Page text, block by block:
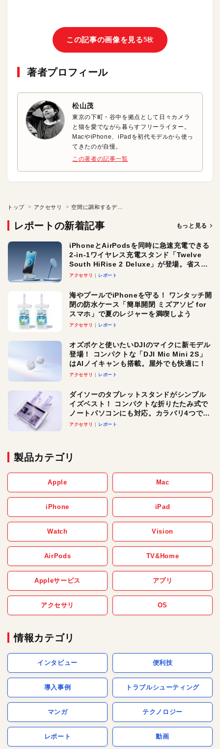
この記事の画像を見る5枚
著者プロフィール
松山茂
東京の下町・谷中を拠点として日々カメラ
と猫を愛でながら暮らすフリーライター。
MacやiPhone、iPadを初代モデルから使っ
てきたのが自慢。
この著者の記事一覧
トップ アクセサリ
レポートの新着記事 もっと見る
iPhoneとAirPodsを同時に急速充電できる
2-in-1ワイヤレス充電スタンド「Twelve
South HiRise 2 Deluxe」が登場。省スペ
ースでおしゃれに充電したい人にオスス
アクセサリ レポート
海やプールでiPhoneを守る！ ワンタッチ開
閉の防水ケース「簡単開閉 ミズアソビ for
スマホ」で夏のレジャーを満喫しよう
アクセサリ レポート
オズポケと使いたいDJIのマイクに新モデル
登場！ コンパクトな「DJI Mic Mini 2S」
はAIノイキャンも搭載。屋外でも快適に！
アクセサリ レポート
ダイソーのタブレットスタンドがシンプル
イズベスト！ コンパクトな折りたたみ式で
ノートパソコンにも対応。カラバリ4つで選
べる楽しさも
アクセサリ レポート
製品カテゴリ
Apple Mac
iPhone iPad
Watch Vision
AirPods TV&Home
Appleサービス アプリ
アクセサリ OS
情報カテゴリ
インタビュー 便利技
導入事例 トラブルシューティング
マンガ テクノロジー
レポート 動画